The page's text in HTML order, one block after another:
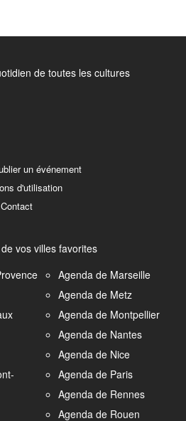
de toutes les cultures
un événement
d'utilisation
Contact
vos villes favorites
Agenda de Marseille
Agenda de Metz
Agenda de Montpellier
Agenda de Nantes
Agenda de Nice
Agenda de Paris
Agenda de Rennes
Agenda de Rouen